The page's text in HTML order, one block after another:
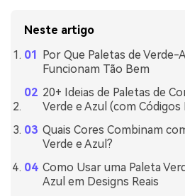
Neste artigo
Por Que Paletas de Verde-
Funcionam Tão Bem
20+ Ideias de Paletas de
Verde e Azul (com Códigos
Quais Cores Combinam
Verde e Azul?
Como Usar uma Paleta
Azul em Designs Reais